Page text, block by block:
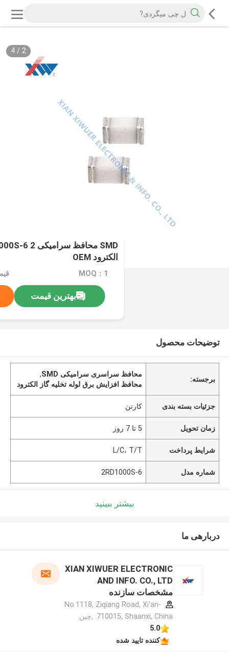
2
/
4
الکترود OEM
MOQ：1
بهترین قیمت
توضیحات محصول
برجسته:
محافظ سراسری سرامیکی SMD
,
محافظ افزایش برق لوله تخلیه گاز الکترود
جزئیات بسته بندی کارتن
زمان تحویل 5 تا 7 روز
شرایط پرداخت L/C، T/T
شماره مدل 2RD1000S-6
بیشتر ببینید
دربارهی ما
XIAN XIWUER ELECTRONIC
AND INFO. CO., LTD
مشخصات سازنده
No.1118, Ziqiang Road, Xi'an-
710015, Shaanxi, China. ,چین
5.0
کننده تایید شده